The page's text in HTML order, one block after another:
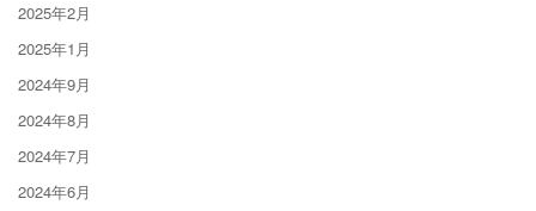
2025年2月
2025年1月
2024年9月
2024年8月
2024年7月
2024年6月